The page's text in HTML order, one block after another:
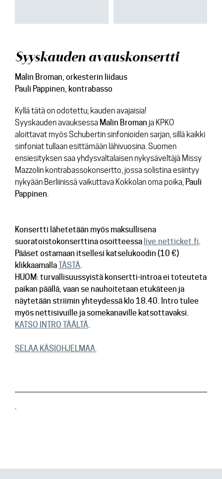
Syyskauden avauskonsertti
Malin Broman, orkesterin liidaus
Pauli Pappinen, kontrabasso
Kyllä tätä on odotettu; kauden avajaisia!
Syyskauden avauksessa Malin Broman ja KPKO
aloittavat myös Schubertin sinfonioiden sarjan, sillä kaikki
sinfoniat tullaan esittämään lähivuosina. Suomen
ensiesityksen saa yhdysvaltalaisen nykysäveltäjä Missy
Mazzolin kontrabassokonsertto, jossa solistina esiintyy
nykyään Berliinissä vaikuttava Kokkolan oma poika, Pauli
Pappinen.
Konsertti lähetetään myös maksullisena
suoratoistokonserttina osoitteessa live.netticket.fi.
Pääset ostamaan itsellesi katselukoodin (10 €)
klikkaamallaTÄSTÄ.
HUOM: turvallisuussyistä konsertti-introa ei toteuteta
paikan päällä, vaan se nauhoitetaan etukäteen ja
näytetään striimin yhteydessä klo 18.40. Intro tulee
myös nettisivuille ja somekanaville katsottavaksi.
KATSO INTRO TÄÄLTÄ.
SELAA KÄSIOHJELMAA